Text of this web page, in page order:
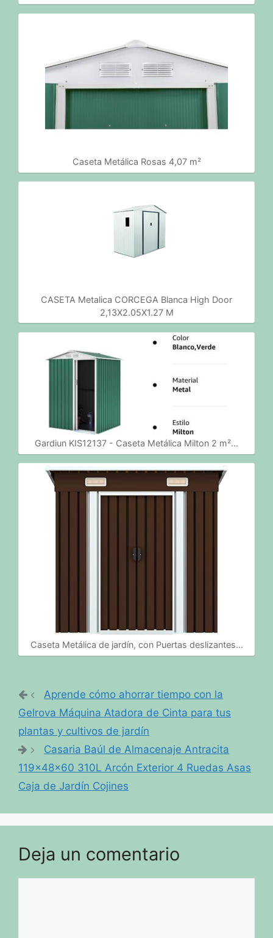
Caseta Metálica Rosas 4,07 m²
CASETA Metalica CORCEGA Blanca High Door
2,13X2.05X1.27 M
Gardiun KIS12137 - Caseta Metálica Milton 2 m²…
Caseta Metálica de jardín, con Puertas deslizantes…
Aprende cómo ahorrar tiempo con la
Gelrova Máquina Atadora de Cinta para tus
plantas y cultivos de jardín
Casaria Baúl de Almacenaje Antracita
119x48x60 310L Arcón Exterior 4 Ruedas Asas
Caja de Jardín Cojines
Deja un comentario